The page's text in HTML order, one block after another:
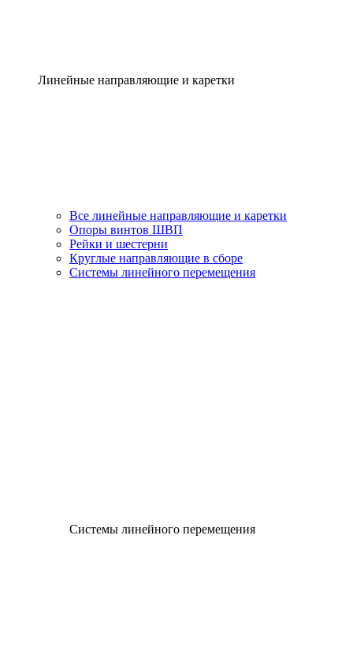
Линейные направляющие и каретки
Все линейные направляющие и каретки
Опоры винтов ШВП
Рейки и шестерни
Круглые направляющие в сборе
Системы линейного перемещения
Системы линейного перемещения